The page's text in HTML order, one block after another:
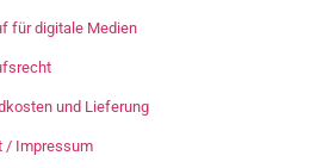
für digitale Medien
und Lieferung
/ Impressum